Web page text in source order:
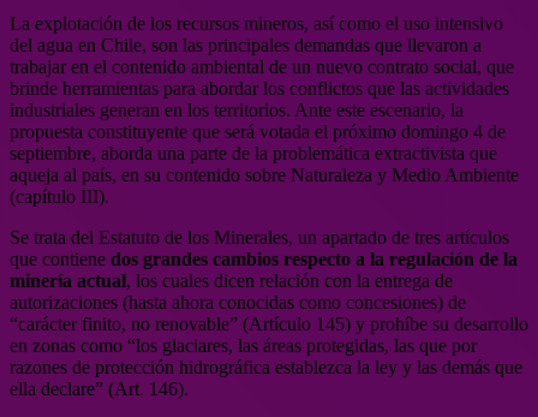
La explotación de los recursos mineros, así como el uso intensivo
del agua en Chile, son las principales demandas que llevaron a
trabajar en el contenido ambiental de un nuevo contrato social, que
brinde herramientas para abordar los conflictos que las actividades
industriales generan en los territorios. Ante este escenario, la
propuesta constituyente que será votada el próximo domingo 4 de
septiembre, aborda una parte de la problemática extractivista que
aqueja al país, en su contenido sobre Naturaleza y Medio Ambiente
(capítulo III).
Se trata del Estatuto de los Minerales, un apartado de tres artículos
que contiene dos grandes cambios respecto a la regulación de la
minería actual, los cuales dicen relación con la entrega de
autorizaciones (hasta ahora conocidas como concesiones) de
“carácter finito, no renovable” (Artículo 145) y prohíbe su desarrollo
en zonas como “los glaciares, las áreas protegidas, las que por
razones de protección hidrográfica establezca la ley y las demás que
ella declare” (Art. 146).